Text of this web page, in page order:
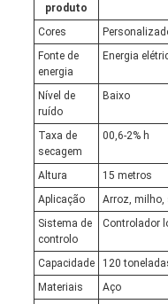
produto
Cores
Fonte de
energia
Energia
Nível de
ruído
Baixo
Taxa de
secagem
00,6-2% h
Altura
15 metros
Aplicação
Arroz, milho,
Sistema de
controlo
Controlador
Capacidade
120
Materiais
Aço